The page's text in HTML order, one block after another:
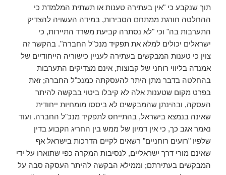
תוך שנקבע כי "אין בעתירה טענות או תשתית המלמדת כי
ההחלטה חורגת ממתחם הסבירות, במידה העשויה להצדיק
התערבות בה" וכי "לא נסתרה קביעת משרד התיירות, כי
ישראלים יכולים למלא את תפקיד מנכ"ל החברה". בהקשר זה
צוין כי טענות המבקשים בעתירה לעניין כישוריה הייחודיים של
אמנדה בליווי רוחני של קבוצות, אינם מצדיקים התערבות
בהחלטה בדבר מתן היתר להעסקתה כמנכ"ל החברה; זאת
בפרט מקום שטענות אלה לא קיבלו ביטוי בבקשה להיתר
העסקה, ובהינתן שהמבקשים לא ביססו מומחיות ייחודית
שאינה בנמצא בישראל, בהתייחס לתפקיד מנכ"ל החברה. ועוד
נאמר אגב כך, כי אין דמיון של ממש בין החריג הקבוע בדין
שלפיו "רועים רוחניים" רשאים לקיים הדרכות בישראל אף
שאינם מורי דרך ישראליים, לנסיבות המקרה כפי שתוארו על ידי
המבקשים בעתירתם; וממילא הבקשה להיתר העסקה סבה על